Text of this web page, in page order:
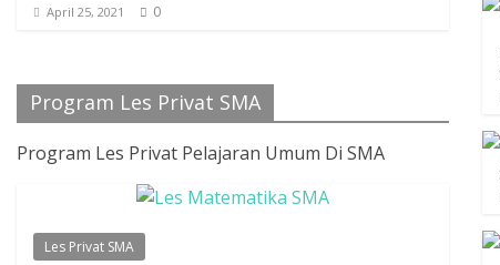
April 25, 2021 0
Program Les Privat SMA
Program Les Privat Pelajaran Umum Di SMA
Les Privat SMA